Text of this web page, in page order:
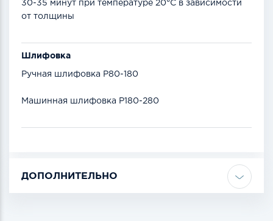
30-35 минут при температуре 20°С в зависимости
от толщины
Шлифовка
Ручная шлифовка Р80-180
Машинная шлифовка Р180-280
ДОПОЛНИТЕЛЬНО